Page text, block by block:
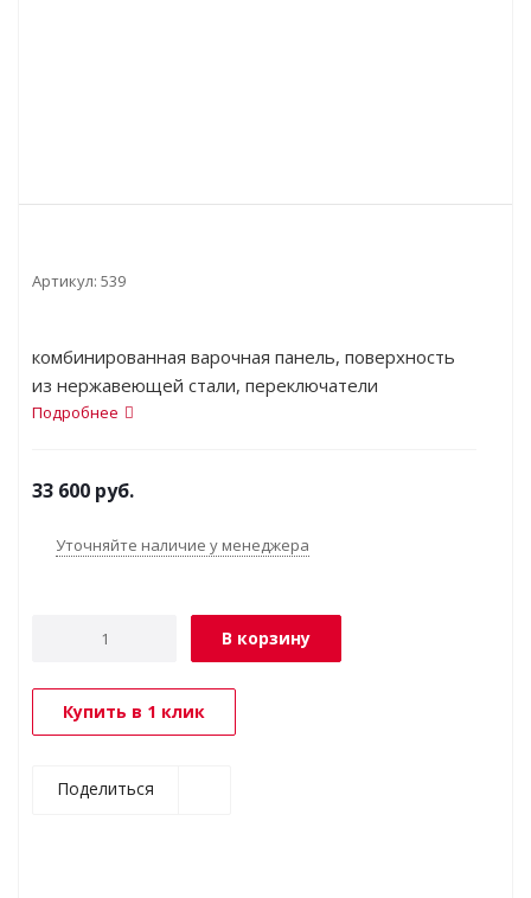
Артикул: 539
комбинированная варочная панель, поверхность
из нержавеющей стали, переключатели
поворотные, электроподжиг, независимая
Подробнее
33 600 руб.
Уточняйте наличие у менеджера
В корзину
Купить в 1 клик
Поделиться